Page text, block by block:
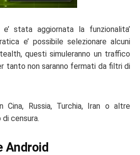
stata aggiornata la funzionalita’
e’ possibile selezionare alcuni
questi simuleranno un traffico
tanto non saranno fermati da filtri di
Russia, Turchia, Iran o altre
censura.
Android